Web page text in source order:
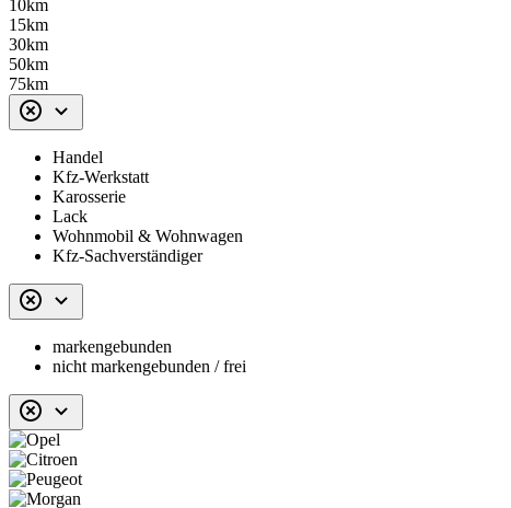
10km
15km
30km
50km
75km
Handel
Kfz-Werkstatt
Karosserie
Lack
Wohnmobil & Wohnwagen
Kfz-Sachverständiger
markengebunden
nicht markengebunden / frei